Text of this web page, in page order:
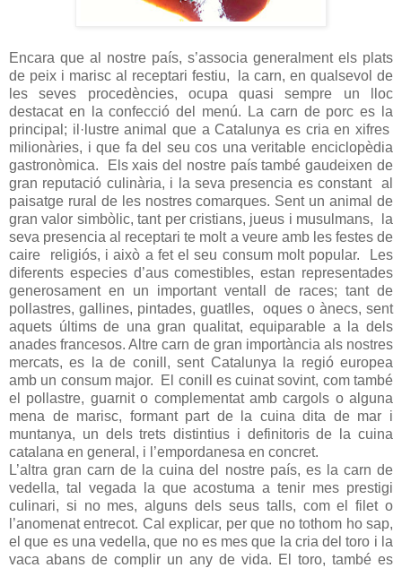
Encara que al nostre país, s’associa generalment els plats
de peix i marisc al receptari festiu, la carn, en qualsevol de
les seves procedències, ocupa quasi sempre un lloc
destacat en la confecció del menú. La carn de porc es la
principal; il·lustre animal que a Catalunya es cria en xifres
milionàries, i que fa del seu cos una veritable enciclopèdia
gastronòmica. Els xais del nostre país també gaudeixen de
gran reputació culinària, i la seva presencia es constant al
paisatge rural de les nostres comarques. Sent un animal de
gran valor simbòlic, tant per cristians, jueus i musulmans, la
seva presencia al receptari te molt a veure amb les festes de
caire religiós, i això a fet el seu consum molt popular. Les
diferents especies d’aus comestibles, estan representades
generosament en un important ventall de races; tant de
pollastres, gallines, pintades, guatlles, oques o ànecs, sent
aquets últims de una gran qualitat, equiparable a la dels
anades francesos. Altre carn de gran importància als nostres
mercats, es la de conill, sent Catalunya la regió europea
amb un consum major. El conill es cuinat sovint, com també
el pollastre, guarnit o complementat amb cargols o alguna
mena de marisc, formant part de la cuina dita de mar i
muntanya, un dels trets distintius i definitoris de la cuina
catalana en general, i l’empordanesa en concret.
L’altra gran carn de la cuina del nostre país, es la carn de
vedella, tal vegada la que acostuma a tenir mes prestigi
culinari, si no mes, alguns dels seus talls, com el filet o
l’anomenat entrecot. Cal explicar, per que no tothom ho sap,
el que es una vedella, que no es mes que la cria del toro i la
vaca abans de complir un any de vida. El toro, també es